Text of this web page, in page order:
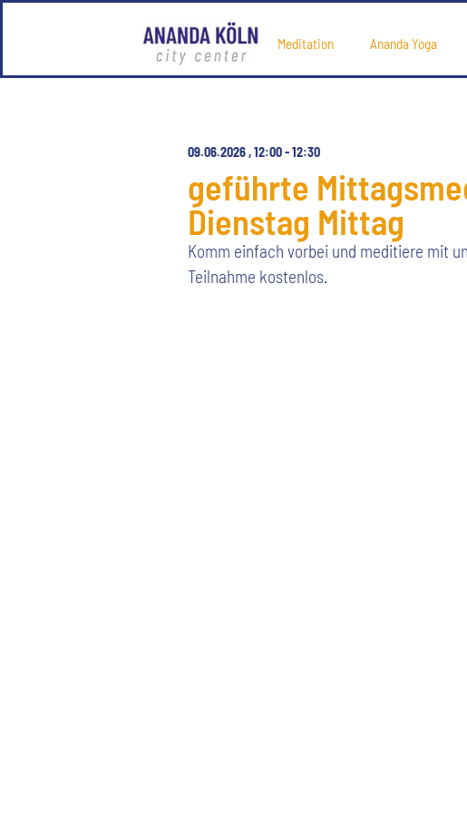
Meditation Ananda Yoga
09.06.2026,12:00-12:30
geführte
Dienstag Mittag
Komm einfach vorbei und meditiere mit
Teilnahme kostenlos.